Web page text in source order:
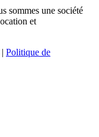
sommes une société
et
| Politique de